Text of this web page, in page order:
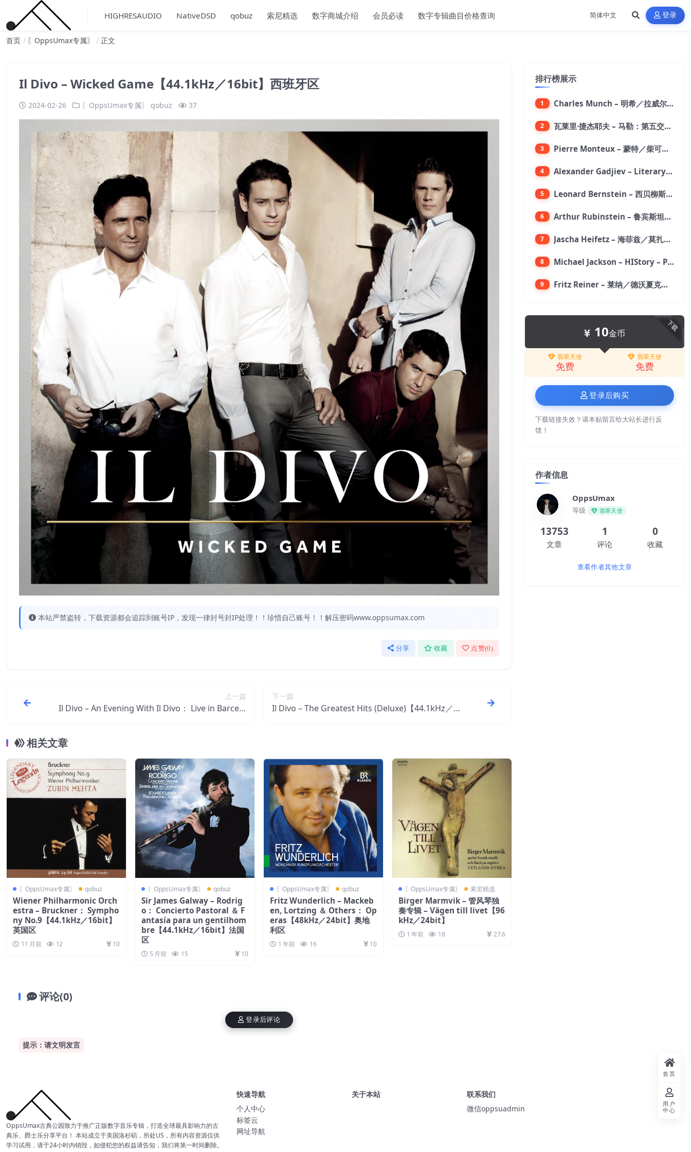
HIGHRESAUDIO NativeDSD qobuz 索尼精选 数字商城介绍 会员必读 数字专辑曲目价格查询 登录
首页 〖OppsUmax专属〗 正文
Il Divo – Wicked Game【44.1kHz／16bit】西班牙区
2024-02-26 〖OppsUmax专属〗 qobuz 37
本站严禁盗转，下载资源都会追踪到账号IP，发现一律封号封IP处理！！珍惜自己账号！！解压密码www.oppsumax.com
分享 收藏 点赞(0)
上一篇
Il Divo – An Evening With Il Divo： Live in Barcelo
下一篇
Il Divo – The Greatest Hits (Deluxe)【44.1kHz／1
相关文章
〖OppsUmax专属〗 qobuz
Wiener Philharmonic Orch
estra – Bruckner： Sympho
ny No.9【44.1kHz／16bit】
英国区
11 月前 12 10
〖OppsUmax专属〗 qobuz
Sir James Galway – Rodrig
o： Concierto Pastoral ＆ F
antasía para un gentilhom
bre【44.1kHz／16bit】法国
区
5 月前 15 10
〖OppsUmax专属〗 qobuz
Fritz Wunderlich – Mackeb
en, Lortzing ＆ Others： Op
eras【48kHz／24bit】奥地
利区
1 年前 16 10
〖OppsUmax专属〗 索尼精选
Birger Marmvik – 管风琴独
奏专辑 – Vägen till livet【96
kHz／24bit】
1 年前 18 27.6
评论(0)
提示：请文明发言
登录后评论
排行榜展示
1 Charles Munch – 明希／拉威尔：波莱罗舞曲【176.4kHz／24bit】
2 瓦莱里·捷杰耶夫 – 马勒：第五交响曲【96kHz／24bit】
3 Pierre Monteux – 蒙特／柴可夫斯基：第六交响曲【176.4kHz／24bit】
4 Alexander Gadjiev – Literary Fantasies【FLAC 192】
5 Leonard Bernstein – 西贝柳斯：芬兰颂／格里格：培尔·金特组曲【44.1kHz／24bit】
6 Arthur Rubinstein – 鲁宾斯坦／贝多芬：月光,悲怆,热情,告别钢琴奏鸣曲【176.4kHz／24bit】
7 Jascha Heifetz – 海菲兹／莫扎特：第四小提琴协奏曲，第五小提琴协奏曲《土耳其》／维瓦尔第：小提琴与大提琴协奏曲，RV 547【192kHz／24bit】
8 Michael Jackson – HIStory – PAST, PRESENT AND FUTURE – BOOK I【96kHz／24bit】
9 Fritz Reiner – 莱纳／德沃夏克：第九交响曲【176.4kHz／24bit】
下载
10金币
翡翠天使
免费
翡翠天使
免费
登录后购买
下载链接失效？请本贴留言给大站长进行反
馈！
作者信息
OppsUmax
等级 翡翠天使
13753
文章
1
评论
0
收藏
查看作者其他文章
OppsUmax古典公园致力于推广正版数字音乐专辑，打造全球最具影响力的古
典乐、爵士乐分享平台！ 本站成立于美国洛杉矶，所处US，所有内容资源仅供
学习试用，请于24小时内销毁，如侵犯您的权益请告知，我们将第一时间删除。
快速导航
个人中心
标签云
网址导航
关于本站
联系我们
微信oppsuadmin
首页
用户
中心